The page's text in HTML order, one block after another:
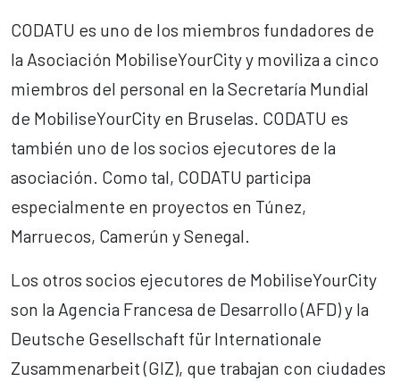
CODATU es uno de los miembros fundadores de
la Asociación MobiliseYourCity y moviliza a cinco
miembros del personal en la Secretaría Mundial
de MobiliseYourCity en Bruselas. CODATU es
también uno de los socios ejecutores de la
asociación. Como tal, CODATU participa
especialmente en proyectos en Túnez,
Marruecos, Camerún y Senegal.
Los otros socios ejecutores de MobiliseYourCity
son la Agencia Francesa de Desarrollo (AFD) y la
Deutsche Gesellschaft für Internationale
Zusammenarbeit (GIZ), que trabajan con ciudades